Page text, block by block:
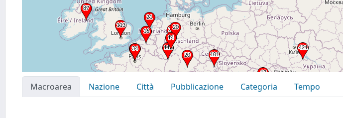
Macroarea Nazione Città Pubblicazione Categoria
Tempo